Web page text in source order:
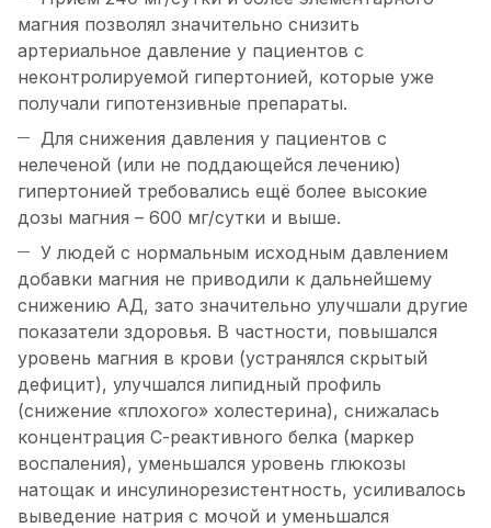
магния позволял значительно снизить
артериальное давление у пациентов с
неконтролируемой гипертонией, которые уже
получали гипотензивные препараты.
Для снижения давления у пациентов с
нелеченой (или не поддающейся лечению)
гипертонией требовались ещё более высокие
дозы магния – 600 мг/сутки и выше.
У людей с нормальным исходным давлением
добавки магния не приводили к дальнейшему
снижению АД, зато значительно улучшали другие
показатели здоровья. В частности, повышался
уровень магния в крови (устранялся скрытый
дефицит), улучшался липидный профиль
(снижение «плохого» холестерина), снижалась
концентрация С-реактивного белка (маркер
воспаления), уменьшался уровень глюкозы
натощак и инсулинорезистентность, усиливалось
выведение натрия с мочой и уменьшался